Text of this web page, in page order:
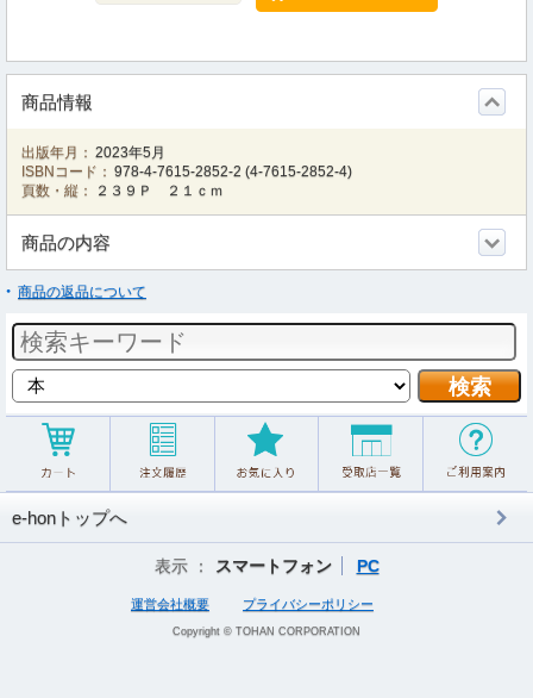
商品情報
出版年月： 2023年5月
ISBNコード： 978-4-7615-2852-2 (4-7615-2852-4)
頁数・縦：
２３９Ｐ ２１ｃｍ
商品の内容
商品の返品について
e-honトップへ
表示 ： スマートフォン PC
運営会社概要 プライバシーポリシー
Copyright © TOHAN CORPORATION